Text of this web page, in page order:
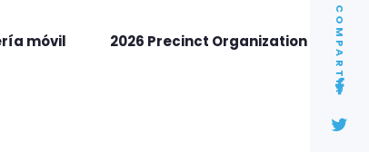
COMPARTIR
móvil 2026 Precinct Organization